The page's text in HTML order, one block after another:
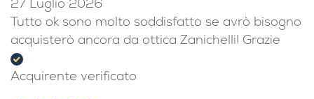
Acquirente verificato
27 Luglio 2026
Tutto ok sono molto soddisfatto se avrò bisogno